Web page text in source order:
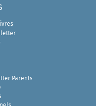
Parents